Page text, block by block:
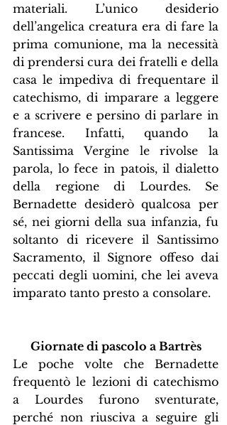
materiali. L’unico desiderio
dell’angelica creatura era di fare la
prima comunione, ma la necessità
di prendersi cura dei fratelli e della
casa le impediva di frequentare il
catechismo, di imparare a leggere
e a scrivere e persino di parlare in
francese. Infatti, quando la
Santissima Vergine le rivolse la
parola, lo fece in patois, il dialetto
della regione di Lourdes. Se
Bernadette desiderò qualcosa per
sé, nei giorni della sua infanzia, fu
soltanto di ricevere il Santissimo
Sacramento, il Signore offeso dai
peccati degli uomini, che lei aveva
imparato tanto presto a consolare.
Giornate di pascolo a Bartrès
Le poche volte che Bernadette
frequentò le lezioni di catechismo
a Lourdes furono sventurate,
perché non riusciva a seguire gli